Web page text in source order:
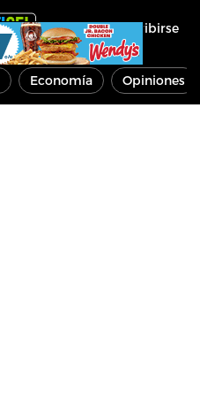
Inscribirse
Economía Opiniones